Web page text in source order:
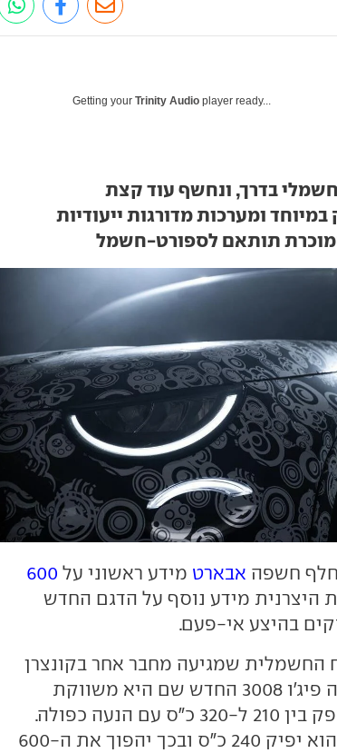
Getting yourTrinity Audio player ready...
ומערכות מדורגות ייעודיות
תותאם לספורט-חשמל
חשפה אבארט מידע ראשוני על 600
היצרנית מידע נוסף על הדגם החדש
בהיצע אי-פעם.
החשמלית שמגיעה מחבר אחר בקונצרן
סטלנטיס, במקרה זה פיג'ו 3008 החדש שם היא משווקת
בשלוש גרסאות הספק בין 210 ל-320 כ"ס עם הנעה כפולה.
במקרה של אבארט הוא יפיק 240 כ"ס ובכך יהפוך את ה-600